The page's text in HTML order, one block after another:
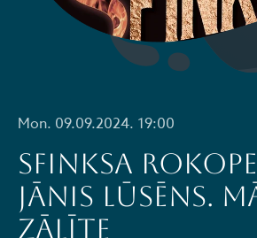
Mon. 09.09.2024. 19:00
SFINKSA
Jānis Lūsēns.
Zālīte